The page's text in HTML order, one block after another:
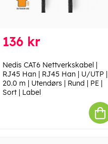
136 kr
Nedis CAT6 Nettverkskabel |
RJ45 Han | RJ45 Han | U/UTP |
20.0 m | Utendørs | Rund | PE |
Sort | Label